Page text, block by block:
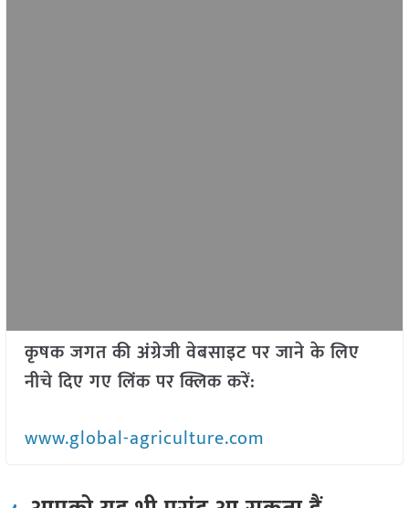
कृषक जगत की अंग्रेजी वेबसाइट पर जाने के लिए
नीचे दिए गए लिंक पर क्लिक करें:
www.global-agriculture.com